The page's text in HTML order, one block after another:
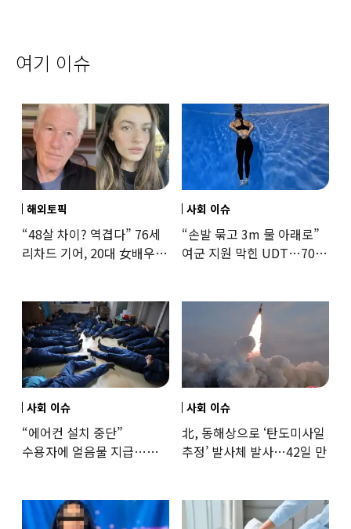
여기 이슈
해외토픽
“48살 차이? 역겹다” 76세
리차드 기어, 20대 女배우와
사회 이슈
“손발 묶고 3m 물 아래로”
여군 지원 막힌 UDT…707
사회 이슈
“에어컨 설치 중단”
수용자에 얼음물 지급…
사회 이슈
北, 동해상으로 ‘탄도미사일
추정’ 발사체 발사…42일 만